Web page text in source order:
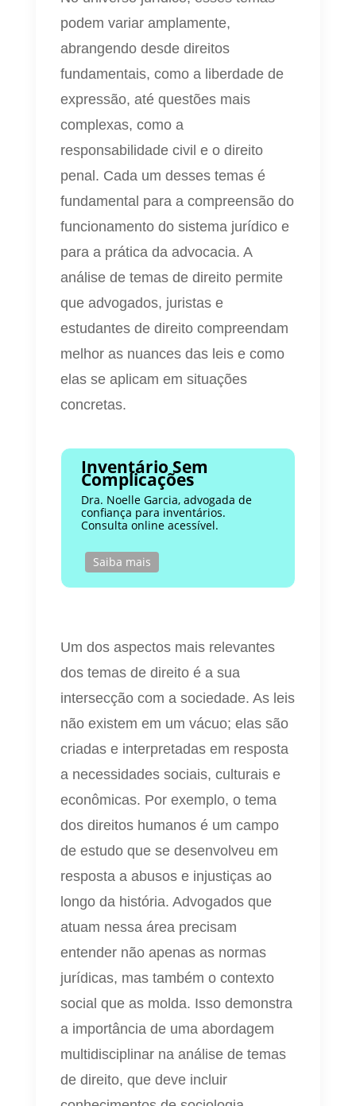
podem variar amplamente,
abrangendo desde direitos
fundamentais, como a liberdade de
expressão, até questões mais
complexas, como a
responsabilidade civil e o direito
penal. Cada um desses temas é
fundamental para a compreensão do
funcionamento do sistema jurídico e
para a prática da advocacia. A
análise de temas de direito permite
que advogados, juristas e
estudantes de direito compreendam
melhor as nuances das leis e como
elas se aplicam em situações
concretas.
Inventário Sem
Complicações
Dra. Noelle Garcia, advogada de
confiança para inventários.
Consulta online acessível.
Saiba mais
Um dos aspectos mais relevantes
dos temas de direito é a sua
intersecção com a sociedade. As leis
não existem em um vácuo; elas são
criadas e interpretadas em resposta
a necessidades sociais, culturais e
econômicas. Por exemplo, o tema
dos direitos humanos é um campo
de estudo que se desenvolveu em
resposta a abusos e injustiças ao
longo da história. Advogados que
atuam nessa área precisam
entender não apenas as normas
jurídicas, mas também o contexto
social que as molda. Isso demonstra
a importância de uma abordagem
multidisciplinar na análise de temas
de direito, que deve incluir